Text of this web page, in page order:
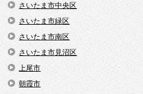
さいたま市中央区
さいたま市緑区
さいたま市南区
さいたま市見沼区
上尾市
朝霞市